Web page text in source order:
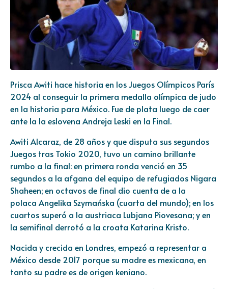
Prisca Awiti hace historia en los Juegos Olímpicos París
2024 al conseguir la primera medalla olímpica de judo
en la historia para México. Fue de plata luego de caer
ante la la eslovena Andreja Leski en la Final.
Awiti Alcaraz, de 28 años y que disputa sus segundos
Juegos tras Tokio 2020, tuvo un camino brillante
rumbo a la final: en primera ronda venció en 35
segundos a la afgana del equipo de refugiados Nigara
Shaheen; en octavos de final dio cuenta de a la
polaca Angelika Szymańska (cuarta del mundo); en los
cuartos superó a la austriaca Lubjana Piovesana; y en
la semifinal derrotó a la croata Katarina Kristo.
Nacida y crecida en Londres, empezó a representar a
México desde 2017 porque su madre es mexicana, en
tanto su padre es de origen keniano.